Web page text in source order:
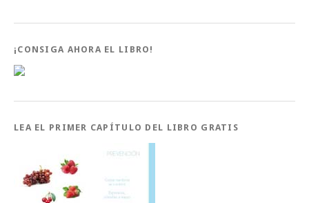
¡CONSIGA AHORA EL LIBRO!
LEA EL PRIMER CAPÍTULO DEL LIBRO GRATIS